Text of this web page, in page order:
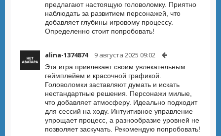
предлагают настоящую головоломку. Приятно
наблюдать за развитием персонажей, что
добавляет глубины игровому процессу.
Определенно стоит попробовать!
alina-1374874 9 августа 2025 09:02
Эта игра привлекает своим увлекательным
геймплейем и красочной графикой.
Головоломки заставляют думать и искать
нестандартные решения. Персонажи милые,
что добавляет атмосферу. Идеально подходит
для сессий на ходу. Интуитивное управление
упрощает процесс, а разнообразие уровней не
позволяет заскучать. Рекомендую попробовать!